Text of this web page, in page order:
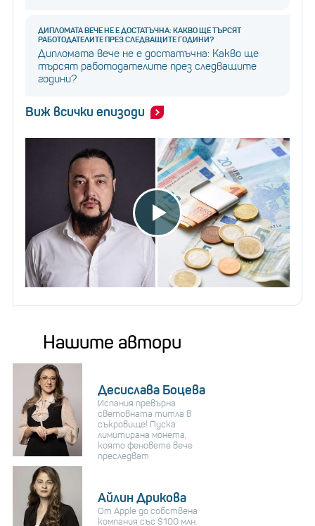
ДИПЛОМАТА ВЕЧЕ НЕ Е ДОСТАТЪЧНА: КАКВО ЩЕ ТЪРСЯТ
РАБОТОДАТЕЛИТЕ ПРЕЗ СЛЕДВАЩИТЕ ГОДИНИ?
Дипломата вече не е достатъчна: Какво ще
търсят работодателите през следващите
години?
Виж всички епизоди
Нашите автори
Десислава Боцева
Испания превърна
световната титла в
съкровище! Пуска
лимитирана монета,
която феновете вече
преследват
Айлин Дрикова
От Apple до собствена
компания със $100 млн.